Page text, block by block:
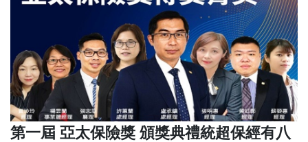
第一屆 亞太保險獎 頒獎典禮 統超保經有八